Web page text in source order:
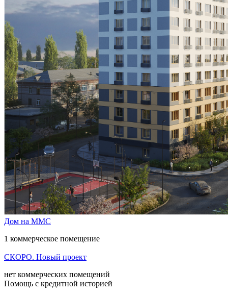
Дом на ММС
1 коммерческое помещение
СКОРО. Новый проект
нет коммерческих помещений
Помощь с кредитной историей